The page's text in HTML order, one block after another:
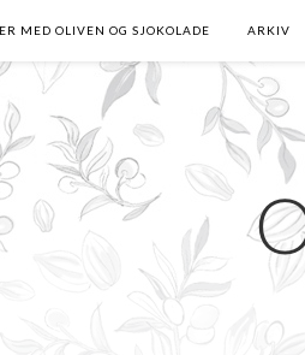
MED OLIVEN OG SJOKOLADE ARKIV